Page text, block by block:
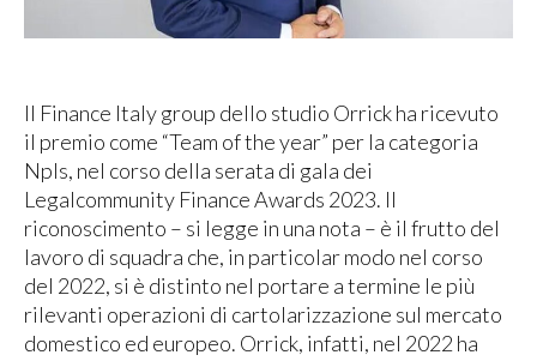
Il Finance Italy group dello studio Orrick ha ricevuto
il premio come “Team of the year” per la categoria
Npls, nel corso della serata di gala dei
Legalcommunity Finance Awards 2023. Il
riconoscimento – si legge in una nota – è il frutto del
lavoro di squadra che, in particolar modo nel corso
del 2022, si è distinto nel portare a termine le più
rilevanti operazioni di cartolarizzazione sul mercato
domestico ed europeo. Orrick, infatti, nel 2022 ha